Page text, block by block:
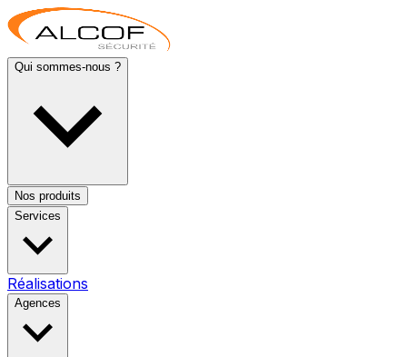
Qui sommes-nous ?
Nos produits
Services
Réalisations
Agences